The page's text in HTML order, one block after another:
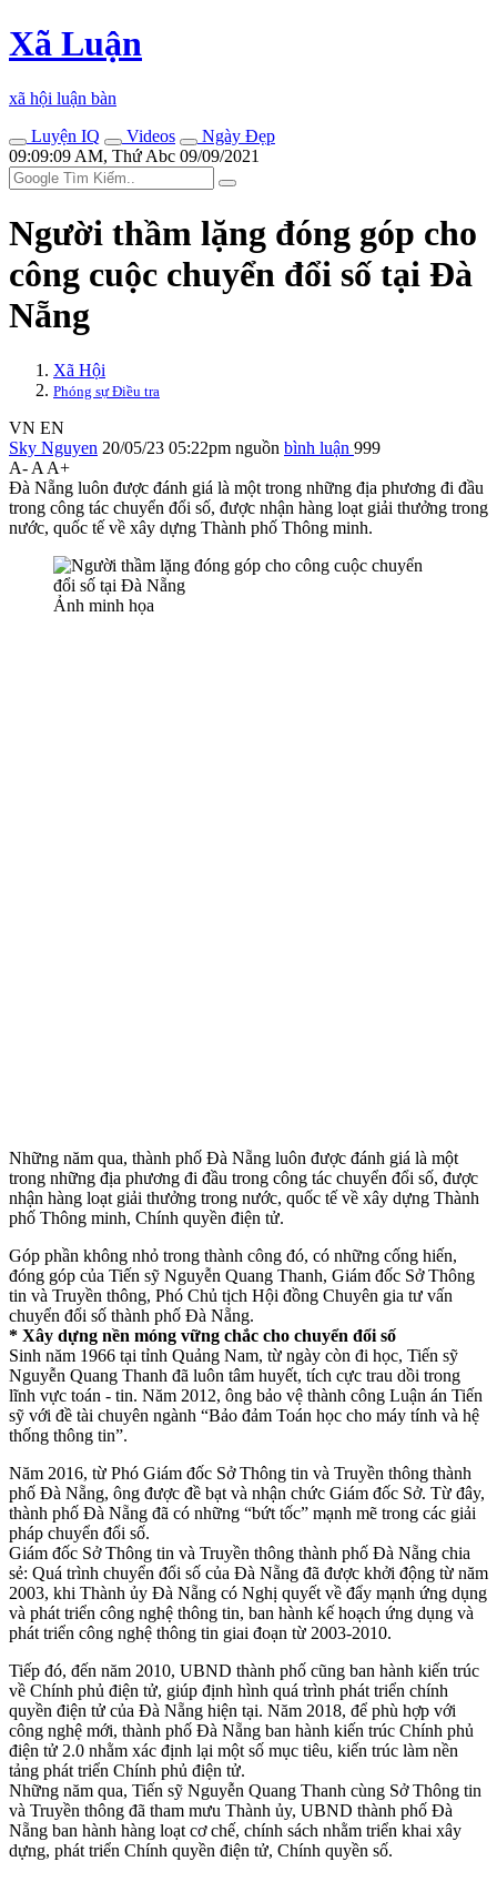
Xã Luận
xã hội luận bàn
Luyện IQ
Videos
Ngày Đẹp
09:09:09 AM, Thứ Abc 09/09/2021
Người thầm lặng đóng góp cho
công cuộc chuyển đổi số tại Đà
Nẵng
Xã Hội
Phóng sự Điều tra
VN EN
Sky Nguyen 20/05/23 05:22pm nguồn bình luận 999
A- A A+
Đà Nẵng luôn được đánh giá là một trong những địa phương đi đầu
trong công tác chuyển đổi số, được nhận hàng loạt giải thưởng trong
nước, quốc tế về xây dựng Thành phố Thông minh.
Ảnh minh họa
Những năm qua, thành phố Đà Nẵng luôn được đánh giá là một
trong những địa phương đi đầu trong công tác chuyển đổi số, được
nhận hàng loạt giải thưởng trong nước, quốc tế về xây dựng Thành
phố Thông minh, Chính quyền điện tử.
Góp phần không nhỏ trong thành công đó, có những cống hiến,
đóng góp của Tiến sỹ Nguyễn Quang Thanh, Giám đốc Sở Thông
tin và Truyền thông, Phó Chủ tịch Hội đồng Chuyên gia tư vấn
chuyển đổi số thành phố Đà Nẵng.
* Xây dựng nền móng vững chắc cho chuyển đổi số
Sinh năm 1966 tại tỉnh Quảng Nam, từ ngày còn đi học, Tiến sỹ
Nguyễn Quang Thanh đã luôn tâm huyết, tích cực trau dồi trong
lĩnh vực toán - tin. Năm 2012, ông bảo vệ thành công Luận án Tiến
sỹ với đề tài chuyên ngành “Bảo đảm Toán học cho máy tính và hệ
thống thông tin”.
Năm 2016, từ Phó Giám đốc Sở Thông tin và Truyền thông thành
phố Đà Nẵng, ông được đề bạt và nhận chức Giám đốc Sở. Từ đây,
thành phố Đà Nẵng đã có những “bứt tốc” mạnh mẽ trong các giải
pháp chuyển đổi số.
Giám đốc Sở Thông tin và Truyền thông thành phố Đà Nẵng chia
sẻ: Quá trình chuyển đổi số của Đà Nẵng đã được khởi động từ năm
2003, khi Thành ủy Đà Nẵng có Nghị quyết về đẩy mạnh ứng dụng
và phát triển công nghệ thông tin, ban hành kế hoạch ứng dụng và
phát triển công nghệ thông tin giai đoạn từ 2003-2010.
Tiếp đó, đến năm 2010, UBND thành phố cũng ban hành kiến trúc
về Chính phủ điện tử, giúp định hình quá trình phát triển chính
quyền điện tử của Đà Nẵng hiện tại. Năm 2018, để phù hợp với
công nghệ mới, thành phố Đà Nẵng ban hành kiến trúc Chính phủ
điện tử 2.0 nhằm xác định lại một số mục tiêu, kiến trúc làm nền
tảng phát triển Chính phủ điện tử.
Những năm qua, Tiến sỹ Nguyễn Quang Thanh cùng Sở Thông tin
và Truyền thông đã tham mưu Thành ủy, UBND thành phố Đà
Nẵng ban hành hàng loạt cơ chế, chính sách nhằm triển khai xây
dựng, phát triển Chính quyền điện tử, Chính quyền số.